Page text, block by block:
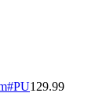
#PU129.99